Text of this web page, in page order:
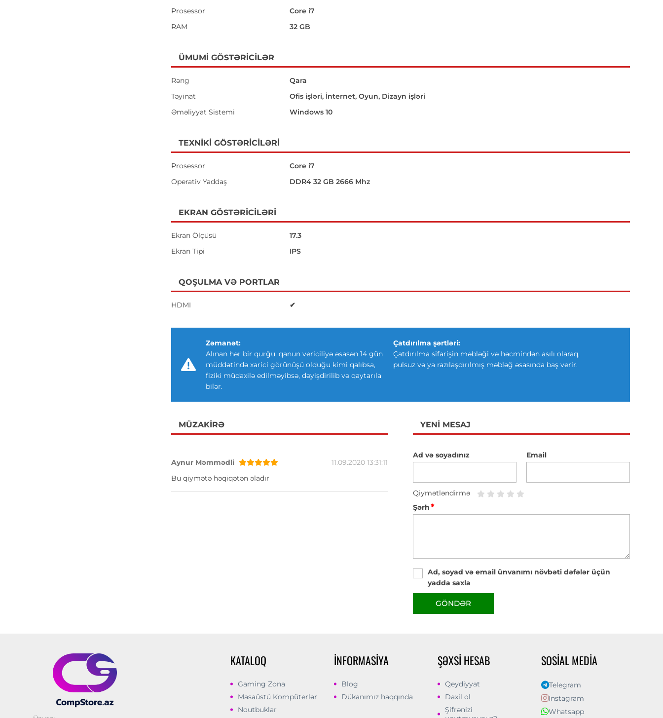
Prosessor
Core i7
RAM
32 GB
ÜMUMI GÖSTƏRICILƏR
Rəng
Qara
Təyinat
Ofis işləri, İnternet, Oyun, Dizayn işləri
Əməliyyat Sistemi
Windows 10
TEXNIKI GÖSTƏRICILƏRI
Prosessor
Core i7
Operativ Yaddaş
DDR4 32 GB 2666 Mhz
EKRAN GÖSTƏRICILƏRI
Ekran Ölçüsü
17.3
Ekran Tipi
IPS
QOŞULMA VƏ PORTLAR
HDMI ✔
Zəmanət:
Alınan hər bir qurğu, qanun vericiliyə əsasən 14 gün
müddətində xarici görünüşü olduğu kimi qalıbsa,
fiziki müdaxilə edilməyibsə, dəyişdirilib və qaytarıla
bilər.
Çatdırılma şərtləri:
Çatdırılma sifarişin məbləği və həcmindən asılı olaraq,
pulsuz və ya razılaşdırılmış məbləğ əsasında baş verir.
MÜZAKIRƏ
Aynur Məmmədli
11.09.2020 13:31:11
Bu qiymətə həqiqətən əladır
YENI MESAJ
Ad və soyadınız Email
Qiymətləndirmə
Şərh*
Ad, soyad və email ünvanımı növbəti dəfələr üçün
yadda saxla
GÖNDƏR
KATALOQ
Gaming Zona
Masaüstü Kompüterlər
Noutbuklar
İNFORMASIYA
Blog
Dükanımız haqqında
ŞƏXSI HESAB
Qeydiyyat
Daxil ol
Şifrənizi
SOSIAL MEDIA
Telegram
Instagram
Whatsapp